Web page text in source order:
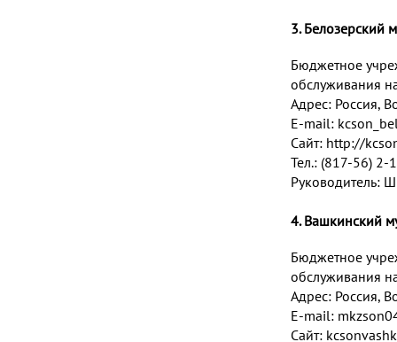
3. Белозерский
Бюджетное
обслуживания
Адрес: Россия,
E-mail:
Сайт: http://
Тел.: (817-56) 2-
Руководитель:
4. Вашкинский
Бюджетное
обслуживания
Адрес: Россия,
E-mail:
Сайт: